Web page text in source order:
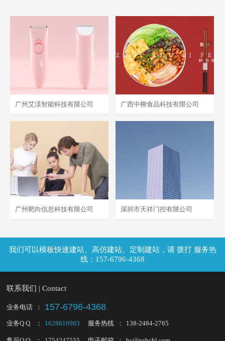
- 电子、护理 -
响应式
广州艾渼智能科技有限公司
- 餐饮、美食 -
手机版
广西中柳食品科技有限公司
- 营销、品牌 -
广州靶向信息科技有限公司
- 自动、门控 -
深圳市天祥门控有限公司
拨打 服务热
线：157-6796-4368
联系我们 | Contact
业务电话 ： 157-6796-4368
业务Q Q ： 1628610903 服务热线 ： 138-2484-2765